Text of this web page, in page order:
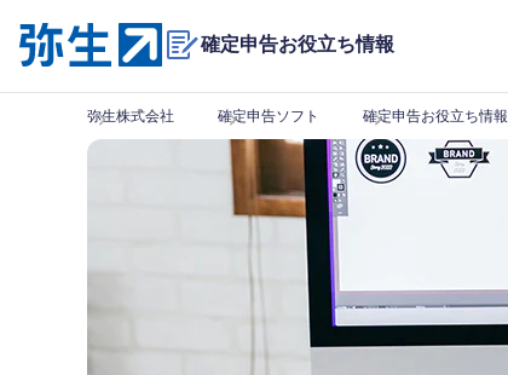
確定申告お役立ち情報
弥生株式会社 確定申告ソフト 確定申告お役立ち情報